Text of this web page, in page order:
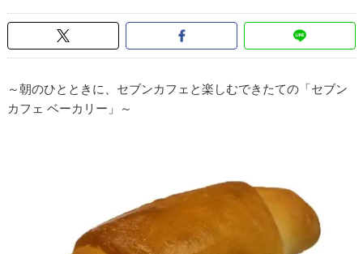
～朝のひとときに、セブンカフェと楽しむできたての「セブン
カフェ ベーカリー」～